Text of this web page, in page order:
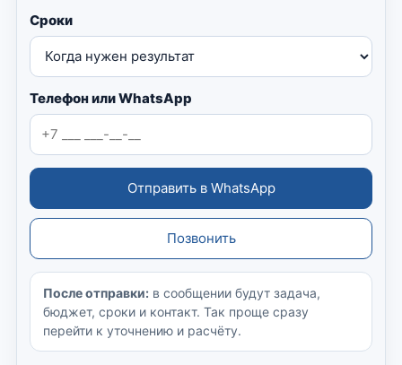
Сроки
Телефон или WhatsApp
Отправить в WhatsApp
Позвонить
После отправки: в сообщении будут задача,
бюджет, сроки и контакт. Так проще сразу
перейти к уточнению и расчёту.